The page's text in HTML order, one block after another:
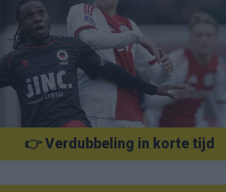
👉 Verdubbeling in korte tijd